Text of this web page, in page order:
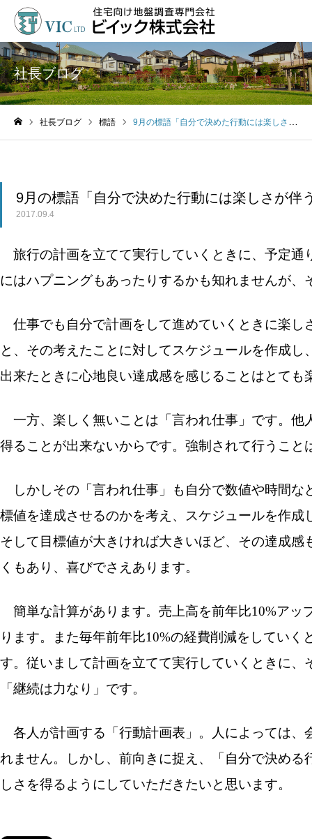
社長ブログ
社長ブログ 標語 9月の標語「自分で決めた行動には楽しさが伴う」
9月の標語「自分で決めた行動には楽しさが伴
2017.09.4
旅行の計画を立てて実行していくときに、予定通
にはハプニングもあったりするかも知れませんが、
仕事でも自分で計画をして進めていくときに楽し
と、その考えたことに対してスケジュールを作成
出来たときに心地良い達成感を感じることはとても
一方、楽しく無いことは「言われ仕事」です。他
得ることが出来ないからです。強制されて行うこと
しかしその「言われ仕事」も自分で数値や時間な
標値を達成させるのかを考え、スケジュールを作
そして目標値が大きければ大きいほど、その達成
くもあり、喜びでさえあります。
簡単な計算があります。売上高を前年比10%アッ
ります。また毎年前年比10%の経費削減をしてい
す。従いまして計画を立てて実行していくときに
「継続は力なり」です。
各人が計画する「行動計画表」。人によっては、
れません。しかし、前向きに捉え、「自分で決め
しさを得るようにしていただきたいと思います。